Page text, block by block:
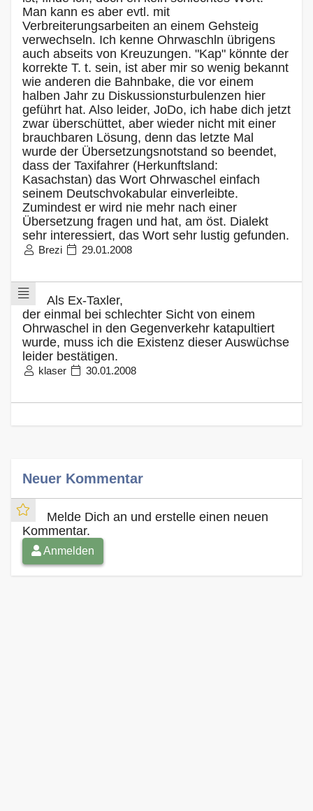
Man kann es aber evtl. mit
Verbreiterungsarbeiten an einem Gehsteig
verwechseln. Ich kenne Ohrwaschln übrigens
auch abseits von Kreuzungen. "Kap" könnte der
korrekte T. t. sein, ist aber mir so wenig bekannt
wie anderen die Bahnbake, die vor einem
halben Jahr zu Diskussionsturbulenzen hier
geführt hat. Also leider, JoDo, ich habe dich jetzt
zwar überschüttet, aber wieder nicht mit einer
brauchbaren Lösung, denn das letzte Mal
wurde der Übersetzungsnotstand so beendet,
dass der Taxifahrer (Herkunftsland:
Kasachstan) das Wort Ohrwaschel einfach
seinem Deutschvokabular einverleibte.
Zumindest er wird nie mehr nach einer
Übersetzung fragen und hat, am öst. Dialekt
sehr interessiert, das Wort sehr lustig gefunden.
Brezi 29.01.2008
Als Ex-Taxler,
der einmal bei schlechter Sicht von einem
Ohrwaschel in den Gegenverkehr katapultiert
wurde, muss ich die Existenz dieser Auswüchse
leider bestätigen.
klaser 30.01.2008
Neuer Kommentar
Melde Dich an und erstelle einen neuen
Kommentar.
Anmelden